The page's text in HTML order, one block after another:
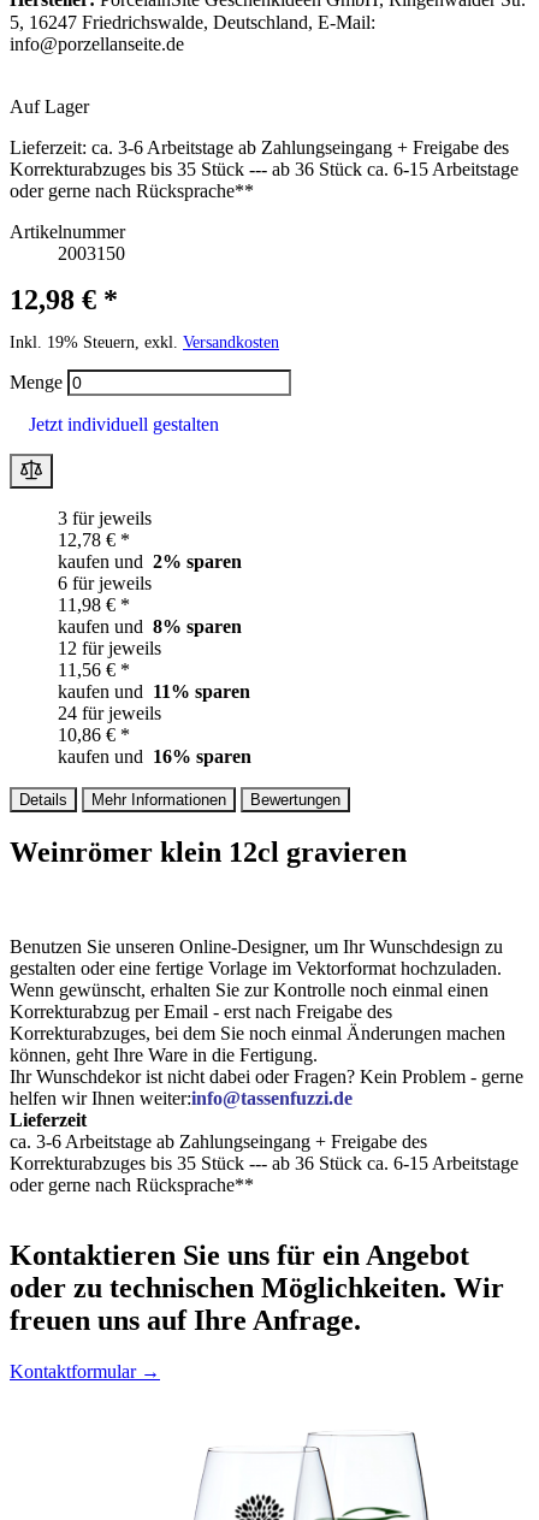
5, 16247 Friedrichswalde, Deutschland, E-Mail:
info@porzellanseite.de
Auf Lager
Lieferzeit: ca. 3-6 Arbeitstage ab Zahlungseingang + Freigabe des
Korrekturabzuges bis 35 Stück --- ab 36 Stück ca. 6-15 Arbeitstage
oder gerne nach Rücksprache**
Artikelnummer
2003150
12,98 € *
Inkl. 19% Steuern, exkl. Versandkosten
Menge
Jetzt individuell gestalten
3 für jeweils
12,78 € *
kaufen und 2% sparen
6 für jeweils
11,98 € *
kaufen und 8% sparen
12 für jeweils
11,56 € *
kaufen und 11% sparen
24 für jeweils
10,86 € *
kaufen und 16% sparen
Details Mehr Informationen Bewertungen
Weinrömer klein 12cl gravieren
Benutzen Sie unseren Online-Designer, um Ihr Wunschdesign zu
gestalten oder eine fertige Vorlage im Vektorformat hochzuladen.
Wenn gewünscht, erhalten Sie zur Kontrolle noch einmal einen
Korrekturabzug per Email - erst nach Freigabe des
Korrekturabzuges, bei dem Sie noch einmal Änderungen machen
können, geht Ihre Ware in die Fertigung.
Ihr Wunschdekor ist nicht dabei oder Fragen? Kein Problem - gerne
helfen wir Ihnen weiter:info@tassenfuzzi.de
Lieferzeit
ca. 3-6 Arbeitstage ab Zahlungseingang + Freigabe des
Korrekturabzuges bis 35 Stück --- ab 36 Stück ca. 6-15 Arbeitstage
oder gerne nach Rücksprache**
Kontaktieren Sie uns für ein Angebot
oder zu technischen Möglichkeiten. Wir
freuen uns auf Ihre Anfrage.
Kontaktformular →